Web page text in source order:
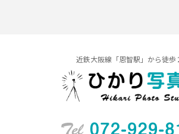
近鉄大阪線「恩智駅」から徒歩